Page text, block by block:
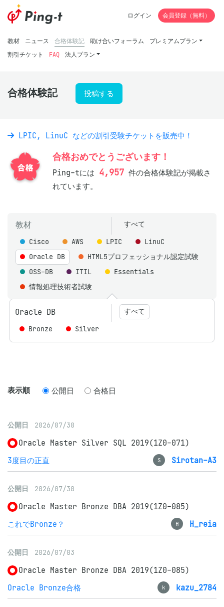
教材 ニュース 合格体験記 助け合いフォーラム
プレミアムプラン
割引チケット
FAQ 法人プラン
ログイン 会員登録（無料）
合格体験記 投稿する
LPIC, LinuC などの割引受験チケットを販売中！
合格おめでとうございます！
Ping-tには 4,957 件の合格体験記が掲載さ
れています。
教材 すべて
Cisco AWS LPIC
LinuC
Oracle DB
HTML5プロフェッショナル認定試験
OSS-DB
ITIL
Essentials
情報処理技術者試験
Oracle DB すべて
Bronze Silver
表示順 公開日 合格日
公開日 2026/07/30
Oracle Master Silver SQL 2019(1Z0-071)
3度目の正直
S Sirotan-A3
公開日 2026/07/30
Oracle Master Bronze DBA 2019(1Z0-085)
これでBronze？
H H_reia
公開日 2026/07/03
Oracle Master Bronze DBA 2019(1Z0-085)
Oracle Bronze合格
k kazu_2784